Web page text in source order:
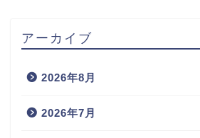
アーカイブ
2026年8月
2026年7月